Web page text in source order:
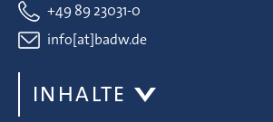
+49 89 23031-0
info[at]badw.de
INHALTE